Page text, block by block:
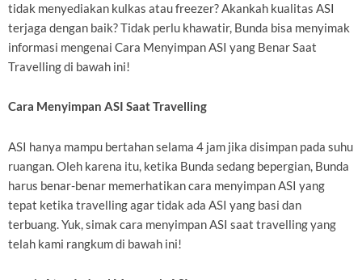
tidak menyediakan kulkas atau freezer? Akankah kualitas ASI
terjaga dengan baik? Tidak perlu khawatir, Bunda bisa menyimak
informasi mengenai Cara Menyimpan ASI yang Benar Saat
Travelling di bawah ini!
Cara Menyimpan ASI Saat Travelling
ASI hanya mampu bertahan selama 4 jam jika disimpan pada suhu
ruangan. Oleh karena itu, ketika Bunda sedang bepergian, Bunda
harus benar-benar memerhatikan cara menyimpan ASI yang
tepat ketika travelling agar tidak ada ASI yang basi dan
terbuang. Yuk, simak cara menyimpan ASI saat travelling yang
telah kami rangkum di bawah ini!